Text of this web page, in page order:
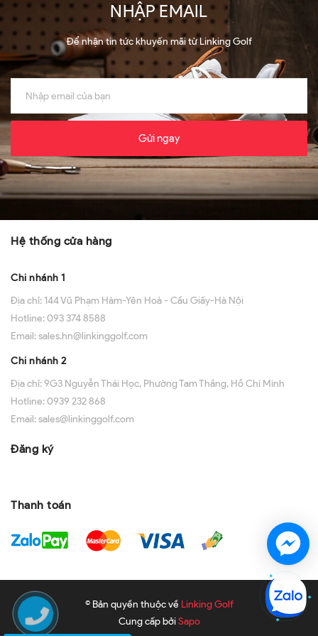
NHẬP EMAIL
Để nhận tin tức khuyến mãi từ Linking Golf
Gửi ngay
Hệ thống cửa hàng
Chi nhánh 1
Địa chỉ: 144 Vũ Phạm Hàm-Yên Hoà - Cầu Giấy-Hà Nội
Hotline:093 374 8588
Email:sales.hn@linkinggolf.com
Chi nhánh 2
Địa chỉ:9G3 Nguyễn Thái Học, Phường Tam Thắng, Hồ Chí Minh
Hotline:0939 232 868
Email:sales@linkinggolf.com
Đăng ký
Thanh toán
© Bản quyền thuộc về Linking Golf
Cung cấp bởiSapo